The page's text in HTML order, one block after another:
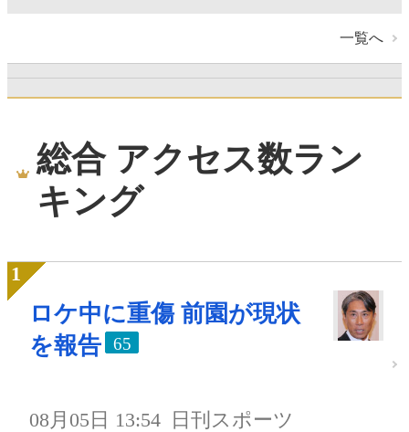
一覧へ
総合 アクセス数ラン
キング
ロケ中に重傷 前園が現状
を報告
65
08月05日 13:54 日刊スポーツ